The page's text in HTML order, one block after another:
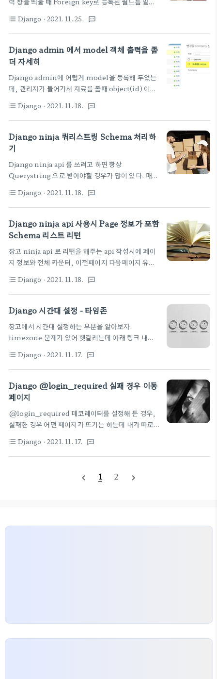
admin/#dumpdata 가장 기본적인 방법은 아래와
같다. ./manage.py dumpdata > db.json 막상
다. 무슨 overring 하면 될 듯 한데 솔루션을 찾아보
자. (2021.11.25) 업데이트 request.POST 데이
터를 넘기니깐, 첫번째 인자로 들어가 버려서 원래 작
성된 아래 글처럼 선언하면 사용자 변수 위치에 떡 들
어가 버려서 오류를 일으킴. 그냥 아래처럼 사용자 변
수를 받도록 처리하자. 인자를 추가하지 말고 참고 사
이트 - https://europani.tistory.com/247 def
__init__(self, *args, **kwargs): self.user =
format_list_bulleted Django · 2021. 11. 25. textsms
Django admin 에서 model 객체 출력을 좀
더 자세히
Django admin에 어렵게 model을 등록해 두었는
데, 관리자가 들어가서 자료를 볼때 object(id) 이런
정보의 힌트를 볼 수 없어 답답했다. 이를 해결해 보자
아래 그림을 보자. Company Object(id) 이렇게 나
오니, 실제 어떤 값이 들어 있는지는 클릭해서 들어가
서 자세한 필드 내용을 봐야 안다. 여기 리스트에서 그
냥 대충이라도 보고 싶은 욕구가~~~ 아주 쉽게 해결
이 되었다. models.py에 선언하면서
__str__(self) 함수를 등록해 두면 되는 것이다.
class Company(TimeStampedModel):
is_deleted = models.I..
format_list_bulleted Django · 2021. 11. 18. textsms
Django ninja 쿼리스트링 Schema 처리하
기
Django ninja api 를 쓰려고 하면 항상
Querystring 으로 받아야할 경우가 많이 있다. 매번
로 정의해서 쓰고 싶은데, 어떤 때는 값이 있을 때도
있고, 없을 때도 있으니 이 경우를 다 처리하는게 복잡
해 보였는데 Schema 와 ninja.Query() 함수로 좀
쉽게 구현해 보자. Django-ninja 공식 사이트에는
이와 관련된 아래와 같은 튜토리얼이 있다. 이를 잘 이
해하면 끝! https://django-ninja.rest-
framework.com/tutorial/query-
params/#using-schema You can also use
format_list_bulleted Django · 2021. 11. 18. textsms
Django ninja api 사용시 Page 정보가 포함
Schema 리스트 리턴
장고 ninja api 로 리턴을 해주는 api 작성시에 페이
지 정보와 전체 카운터, 이전페이지 다음페이지 유무
하게 할 수 있도록 Schema 상속을 통해 이를 해결해
보자. 매번 Schema 를 작성해야 하는데 공통 분모가
되는 필드들이 많이 있다. 이때 마다 매번 같은 내용을
작성하기 귀찮은데 클래스 추상화로 이를 해결할 수
있다. 그냥 코드를 보자. 페이지 정보와 해당 객체들의
리스트가 포함된 Schema 를 아래와 같이 정의해 본
다. 각각 results 에 들어가는 객체들은 매번 바뀌니
PaginatedOutSchema(Schema): total..
format_list_bulleted Django · 2021. 11. 18. textsms
Django 시간대 설정 - 타임존
장고에서 시간대 설정하는 부분을 알아보자.
timezone 문제가 있어 헷갈리는데 아래 링크 내용
https://pythonblog.co.kr/blog/66/ 61
Django 시간대설정 -Time Zone 장고 관리자 화면
에서 글을 등록 중 NOw버튼을 누르니 한국시간과 9
시간 정도 차이가 있네요. (UTC) 시간 설정은 셋팅
파일에서 할 수 있습니다. pythonblog.co.kr
LANGUAGE_CODE = 'ko-kr' #국가 설정
TIME_ZONE = 'Asia/Seoul' #시간대 설정
USE_I18N = True #국제화
format_list_bulleted Django · 2021. 11. 17. textsms
Django @login_required 실패 경우 이동
페이지
@login_required 데코레이터를 설정해 둔 경우,
실패한 경우 어떤 페이지가 뜨기는 하는데 내가 따로
아보다 보니 settings.py 에 설정 되어 있어서 코드
에서 볼 수 없었다. settings.py 에 보면
# settings.py ... LOGIN_URL = '/login/' ...
나? 별도의 데코레이터 함수를 따로 작성하면 되는 것
format_list_bulleted Django · 2021. 11. 17. textsms
navigate_before 1 2 navigate_next